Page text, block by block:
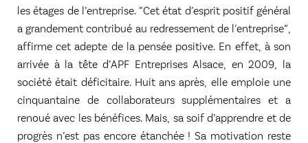
les étages de l’entreprise. “Cet état d’esprit positif général
a grandement contribué au redressement de l’entreprise”,
affirme cet adepte de la pensée positive. En effet, à son
arrivée à la tête d’APF Entreprises Alsace, en 2009, la
société était déficitaire. Huit ans après, elle emploie une
cinquantaine de collaborateurs supplémentaires et a
renoué avec les bénéfices. Mais, sa soif d’apprendre et de
progrès n’est pas encore étanchée ! Sa motivation reste